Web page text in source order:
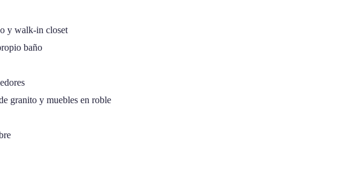
y walk-in closet
baño
granito y muebles en roble